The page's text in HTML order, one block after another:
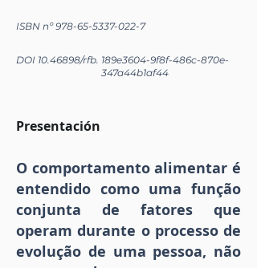
ISBN nº978-65-5337-022-7
DOI 10.46898/rfb. 189e3604-9f8f-486c-870e-
347a44b1af44
Presentación
O comportamento alimentar é
entendido como uma função
conjunta de fatores que
operam durante o processo de
evolução de uma pessoa, não